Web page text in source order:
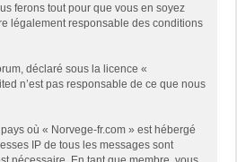
ferons tout pour que vous en soyez
légalement responsable des conditions
déclaré sous la licence «
n’est pas responsable de ce que nous
où « Norvege-fr.com » est hébergé
IP de tous les messages sont